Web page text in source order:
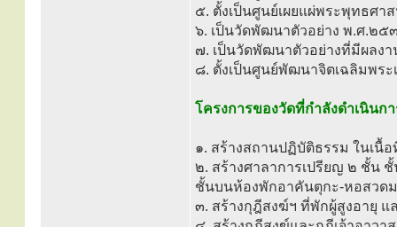
๕. ตั้งเป็นศูนย์เผยแผ่พระพุทธศา
๖. เป็นวัดพัฒนาตัวอย่าง พ.ศ.๒๕
๗. เป็นวัดพัฒนาตัวอย่างที่มีผลง
๘. ตั้งเป็นศูนย์พัฒนาจิตเฉลิมพร
โครงการของวัดที่กำลังดำเนินก
๑. สร้างสถานปฏิบัติธรรม ในเนื้
๒. สร้างศาลาการเปรียญ ๒ ชั้น
ชั้นบนห้องพักอาคันตุกะ-หอสวด
๓. สร้างกุฎีสงฆ์ฯ ที่พักผู้สูงอายุ แ